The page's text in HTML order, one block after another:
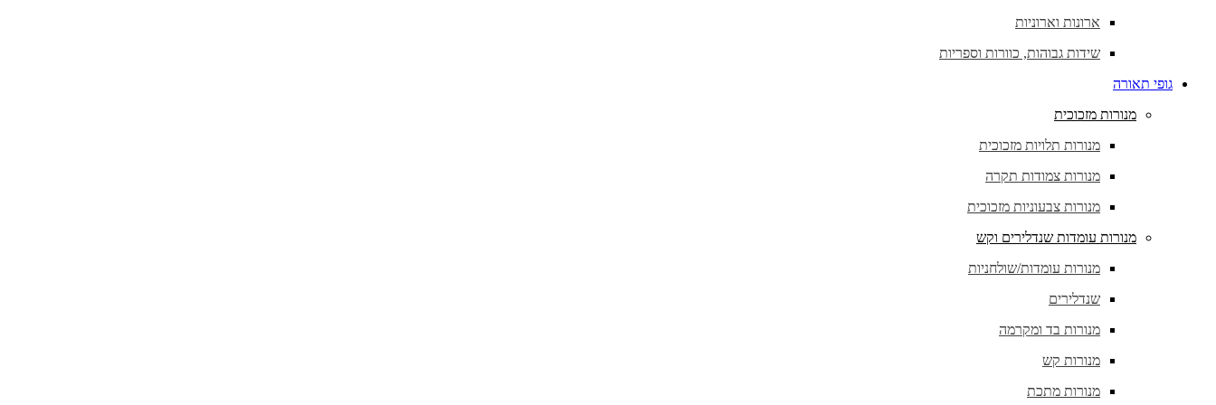
ארונות וארוניות
שידות גבוהות, כוורות וספריות
גופי תאורה
מנורות מזכוכית
מנורות תלויות מזכוכית
מנורות צמודות תקרה
מנורות צבעוניות מזכוכית
מנורות עומדות שנדלירים וקש
מנורות עומדות/שולחניות
שנדלירים
מנורות בד ומקרמה
מנורות קש
מנורות מתכת